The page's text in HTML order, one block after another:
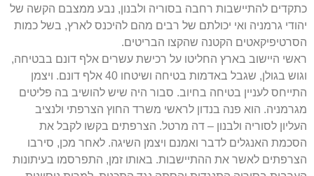
כתקדים להתיישבות רחבה בסוריה ולבנון, נבע ממצבם הקשה של
יהודי גרמניה ואי יכולתם של רבים מהם להיכנס לארץ, בשל כמות
הסרטיפיקאטים הקטנה שהקצו הבריטים.
ראשי היישוב בארץ החליטו על רכישת עשרים אלף דונם בבטיחה,
וגוש בגולן, שגבל באדמות בטיחה ושיטחו 40 אלף דונם. ויצמן
התייחס לעניין בטיחה בחיוב. סבור היה שיש להושיב בה פליטים
מגרמניה. הוא פנה בנדון לראשי משרד החוץ הצרפתי ולנציב
העליון לסוריה ולבנון – דה מרטל. הצרפתים בקשו לקבל את
הסכמת האנגלים לדבר ואמנם ויצמן השיגה. לאחר מכן, סירבו
הצרפתים לאשר את ההתיישבות. באותו זמן, התפרסמו בעיתונות